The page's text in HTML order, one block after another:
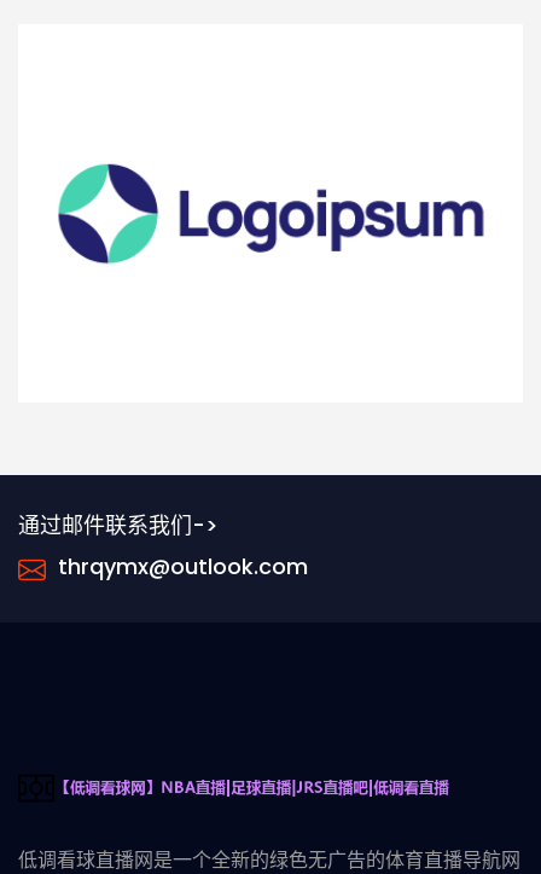
通过邮件联系我们->
thrqymx@outlook.com
低调看球直播网是一个全新的绿色无广告的体育直播导航网